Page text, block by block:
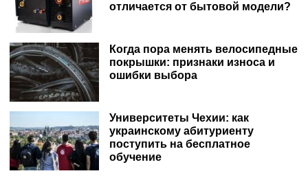
отличается от бытовой модели?
Когда пора менять велосипедные
покрышки: признаки износа и
ошибки выбора
Университеты Чехии: как
украинскому абитуриенту
поступить на бесплатное
обучение